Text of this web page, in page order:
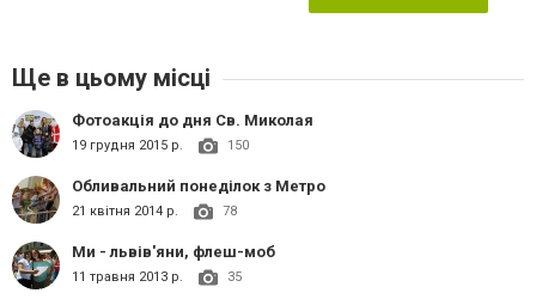
Ще в цьому місці
Фотоакція до дня Св. Миколая
19 грудня 2015 р. 150
Обливальний понеділок з Метро
21 квітня 2014 р. 78
Ми - львів'яни, флеш-моб
11 травня 2013 р. 35